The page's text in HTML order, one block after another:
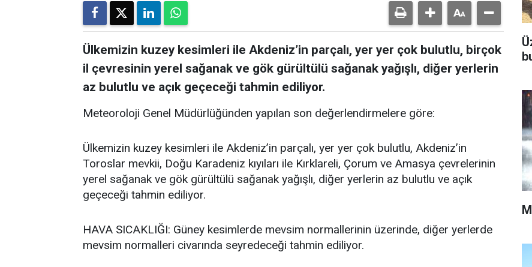
Ülkemizin kuzey kesimleri ile Akdeniz’in parçalı, yer yer çok bulutlu, birçok
il çevresinin yerel sağanak ve gök gürültülü sağanak yağışlı, diğer yerlerin
az bulutlu ve açık geçeceği tahmin ediliyor.
Meteoroloji Genel Müdürlüğünden yapılan son değerlendirmelere göre:
Ülkemizin kuzey kesimleri ile Akdeniz’in parçalı, yer yer çok bulutlu, Akdeniz’in
Toroslar mevkii, Doğu Karadeniz kıyıları ile Kırklareli, Çorum ve Amasya çevrelerinin
yerel sağanak ve gök gürültülü sağanak yağışlı, diğer yerlerin az bulutlu ve açık
geçeceği tahmin ediliyor.
HAVA SICAKLIĞI: Güney kesimlerde mevsim normallerinin üzerinde, diğer yerlerde
mevsim normalleri civarında seyredeceği tahmin ediliyor.